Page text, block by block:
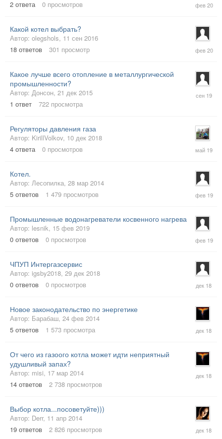
2 ответа 0 просмотров
фев
Какой котел выбрать?
Автор: olegshols, 11 сен 2016
18 ответов 301 просмотр
фев
Какое лучше всего отопление в металлургической
промышленности?
Автор: Донсон, 21 дек 2015
1 ответ 722 просмотра
сен
Регуляторы давления газа
Автор: KirillVolkov, 10 дек 2018
4 ответа 0 просмотров
май
Котел.
Автор: Лесопилка, 28 мар 2014
5 ответов 1 479 просмотров
фев
Промышленные водонагреватели косвенного нагрева
Автор: lesnik, 15 фев 2019
0 ответов 0 просмотров
фев
ЧПУП Интергазсервис
Автор: igsby2018, 29 дек 2018
0 ответов 0 просмотров
дек
Новое законодательство по энергетике
Автор: Барабаш, 24 фев 2014
5 ответов 1 573 просмотра
дек
От чего из газоого котла может идти неприятный
удушливый запах?
Автор: misi, 17 мар 2014
14 ответов 2 738 просмотров
дек
Выбор котла...посоветуйте)))
Автор: Derr, 11 апр 2014
19 ответов 2 826 просмотров
дек